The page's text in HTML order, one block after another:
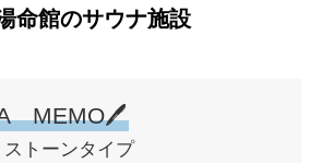
命館のサウナ施設
MEMO🖊
ストーンタイプ